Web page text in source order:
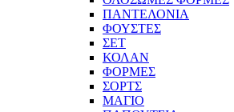
ΠΑΝΤΕΛΟΝΙΑ
ΦΟΥΣΤΕΣ
ΣΕΤ
ΚΟΛΑΝ
ΦΟΡΜΕΣ
ΣΟΡΤΣ
ΜΑΓΙΟ